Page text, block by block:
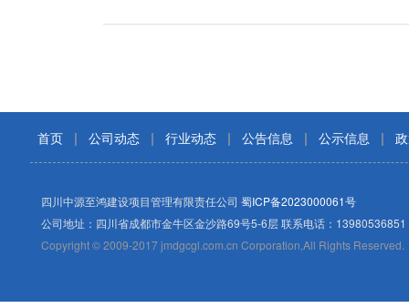
首页 | 公司动态 | 行业动态 | 公告信息 | 公示信息 |
四川中源至鸿建设项目管理有限责任公司 蜀ICP备2023000061号
公司地址：四川省成都市金牛区金沙路69号5-6层 联系电话：13980536851
Copyright © 2009-2017 jmdgcgl.com.cn Corporation,All Rights Reserved.